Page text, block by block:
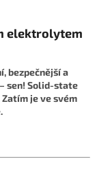
elektrolytem
bezpečnější a
sen! Solid-state
je ve svém